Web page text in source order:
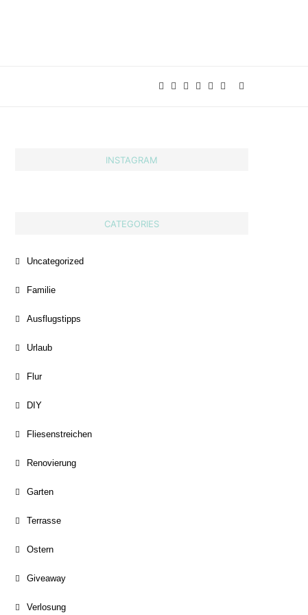
INSTAGRAM
CATEGORIES
Uncategorized
Familie
Ausflugstipps
Urlaub
Flur
DIY
Fliesenstreichen
Renovierung
Garten
Terrasse
Ostern
Giveaway
Verlosung